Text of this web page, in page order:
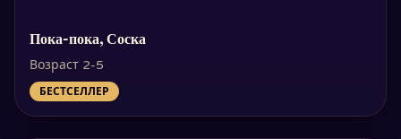
Пока-пока, Соска
Возраст 2-5
БЕСТСЕЛЛЕР